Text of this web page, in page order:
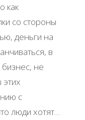
как
со стороны
деньги на
в
бизнес, не
с
люди хотят…